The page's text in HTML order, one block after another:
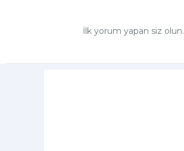
İlk yorum yapan siz olun.